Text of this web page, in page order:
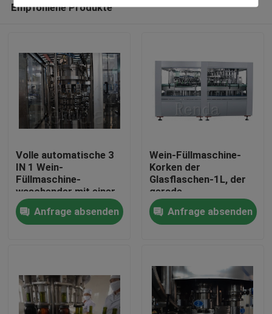
Über uns
Empfohlene Produkte
Volle automatische 3
IN 1 Wein-
Füllmaschine-
waschender mit einer
Kappe bedeckender
Maschinerie-
Getränkefertigungsstraße
Anfrage absenden
Wein-Füllmaschine-
Korken der
Glasflaschen-1L, der
gerade
Zwischenlagen-
Maschine mit einer
Kappe bedeckt
Anfrage absenden